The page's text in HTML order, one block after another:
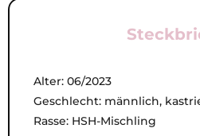
Alter: 06/2023
Geschlecht: männlich,
Rasse: HSH-Mischling